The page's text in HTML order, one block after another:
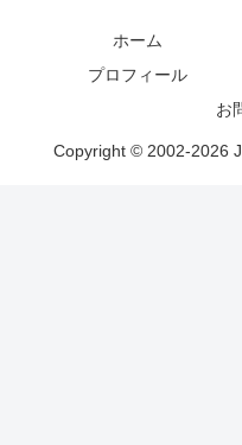
ホーム
プロフィール
お
Copyright © 2002-2026